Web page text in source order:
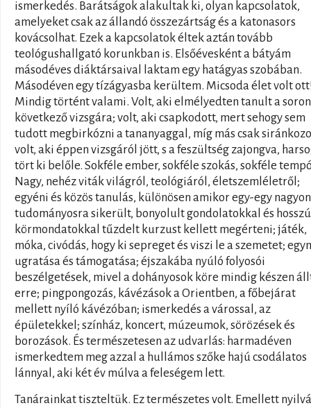
ismerkedés. Barátságok alakultak ki, olyan kapcsolatok,
amelyeket csak az állandó összezártság és a katonasors
kovácsolhat. Ezek a kapcsolatok éltek aztán tovább
teológushallgató korunkban is. Elsőévesként a bátyám
másodéves diáktársaival laktam egy hatágyas szobában.
Másodéven egy tízágyasba kerültem. Micsoda élet volt
Mindig történt valami. Volt, aki elmélyedten tanult a soron
következő vizsgára; volt, aki csapkodott, mert sehogy sem
tudott megbirkózni a tananyaggal, míg más csak
volt, aki éppen vizsgáról jött, s a feszültség zajongva,
tört ki belőle. Sokféle ember, sokféle szokás, sokféle
Nagy, nehéz viták világról, teológiáról, életszemléletről;
egyéni és közös tanulás, különösen amikor egy-egy nagyon
tudományosra sikerült, bonyolult gondolatokkal és hosszú
körmondatokkal tűzdelt kurzust kellett megérteni; játék,
móka, civódás, hogy ki sepreget és viszi le a szemetet;
ugratása és támogatása; éjszakába nyúló folyosói
beszélgetések, mivel a dohányosok köre mindig készen
erre; pingpongozás, kávézások a Orientben, a főbejárat
mellett nyíló kávézóban; ismerkedés a várossal, az
épületekkel; színház, koncert, múzeumok, sörözések és
borozások. És természetesen az udvarlás: harmadéven
ismerkedtem meg azzal a hullámos szőke hajú csodálatos
lánnyal, aki két év múlva a feleségem lett.
Tanárainkat tiszteltük. Ez természetes volt. Emellett